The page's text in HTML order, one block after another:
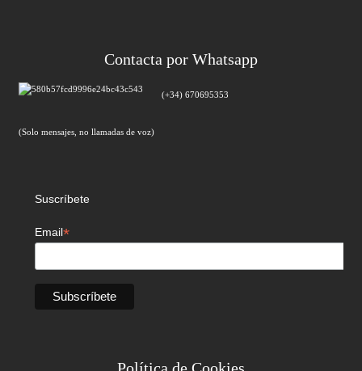
Contacta por Whatsapp
(+34) 670695353
(Solo mensajes, no llamadas de voz)
Suscríbete
Email*